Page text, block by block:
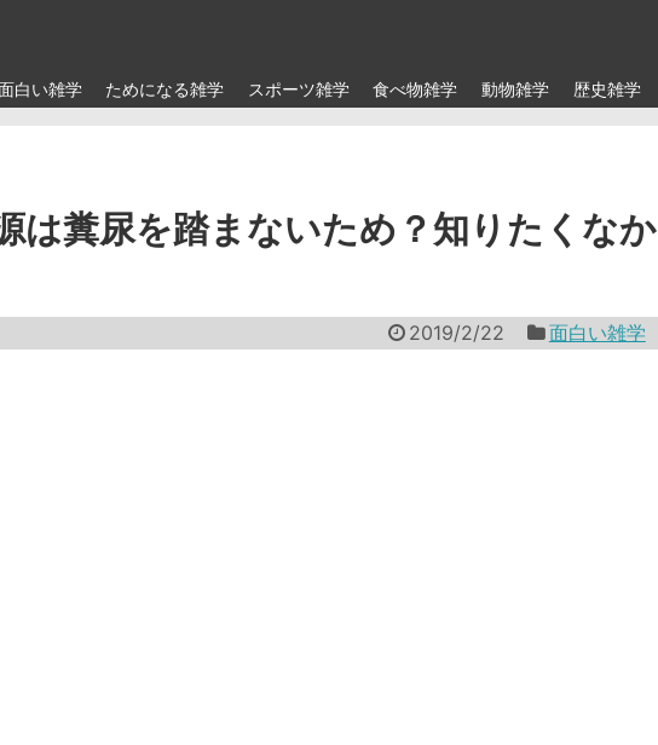
白い雑学 ためになる雑学 スポーツ雑学 食べ物雑学 動物雑学 歴史雑学
は糞尿を踏まないため？知りたくなか
2019/2/22 面白い雑学